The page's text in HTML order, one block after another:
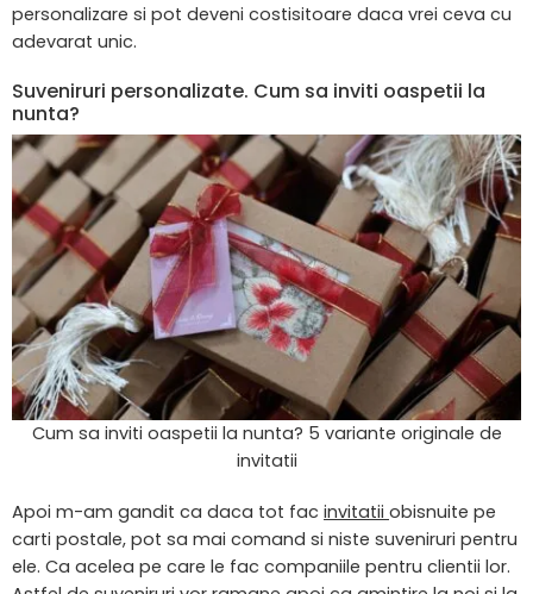
personalizare si pot deveni costisitoare daca vrei ceva cu
adevarat unic.
Suveniruri personalizate. Cum sa inviti oaspetii la
nunta?
Cum sa inviti oaspetii la nunta? 5 variante originale de
invitatii
Apoi m-am gandit ca daca tot fac invitatii obisnuite pe
carti postale, pot sa mai comand si niste suveniruri pentru
ele. Ca acelea pe care le fac companiile pentru clientii lor.